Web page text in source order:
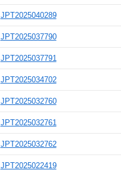
JPT2025040289
JPT2025037790
JPT2025037791
JPT2025034702
JPT2025032760
JPT2025032761
JPT2025032762
JPT2025022419